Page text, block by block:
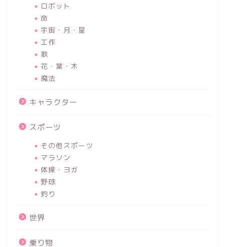
ロボット
命
宇宙・月・星
工作
歌
花・葉・木
魔法
キャラクター
スポーツ
その他スポーツ
マラソン
体操・ヨガ
野球
釣り
世界
乗り物